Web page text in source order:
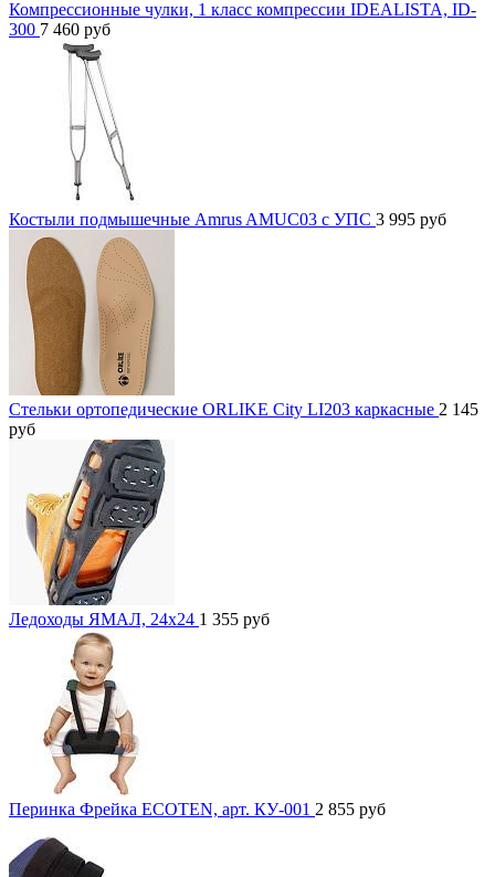
Компрессионные чулки, 1 класс компрессии IDEALISTA, ID-
300 7 460 руб
Костыли подмышечные Amrus AMUC03 с УПС 3 995 руб
Стельки ортопедические ORLIKE City LI203 каркасные 2 145
руб
Ледоходы ЯМАЛ, 24x24 1 355 руб
Перинка Фрейка ECOTEN, арт. КУ-001 2 855 руб